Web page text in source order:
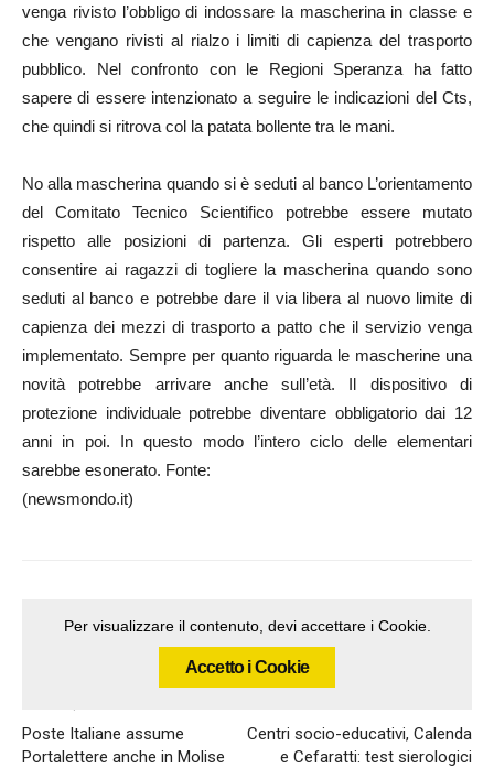
venga rivisto l’obbligo di indossare la mascherina in classe e
che vengano rivisti al rialzo i limiti di capienza del trasporto
pubblico. Nel confronto con le Regioni Speranza ha fatto
sapere di essere intenzionato a seguire le indicazioni del Cts,
che quindi si ritrova col la patata bollente tra le mani.
No alla mascherina quando si è seduti al banco L’orientamento
del Comitato Tecnico Scientifico potrebbe essere mutato
rispetto alle posizioni di partenza. Gli esperti potrebbero
consentire ai ragazzi di togliere la mascherina quando sono
seduti al banco e potrebbe dare il via libera al nuovo limite di
capienza dei mezzi di trasporto a patto che il servizio venga
implementato. Sempre per quanto riguarda le mascherine una
novità potrebbe arrivare anche sull’età. Il dispositivo di
protezione individuale potrebbe diventare obbligatorio dai 12
anni in poi. In questo modo l’intero ciclo delle elementari
sarebbe esonerato. Fonte:
(newsmondo.it)
Per visualizzare il contenuto, devi accettare i Cookie.
Accetto i Cookie
Poste Italiane assume
Portalettere anche in Molise
Centri socio-educativi, Calenda
e Cefaratti: test sierologici